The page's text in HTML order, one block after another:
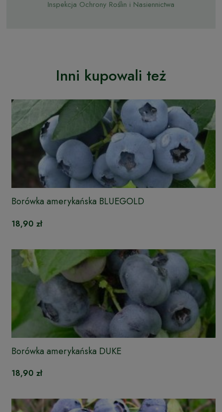
Inspekcja Ochrony Roślin i Nasiennictwa
Inni kupowali też
Borówka amerykańska BLUEGOLD
18,90 zł
Borówka amerykańska DUKE
18,90 zł